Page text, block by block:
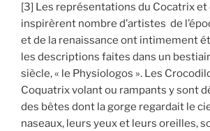
[3] Les représentations du Cocatrix et
inspirèrent nombre d’artistes de
et de la renaissance ont intimement
les descriptions faites dans un
siècle, « le Physiologos ». Les
Coquatrix volant ou rampants y sont
des bêtes dont la gorge regardait le
naseaux, leurs yeux et leurs oreilles,